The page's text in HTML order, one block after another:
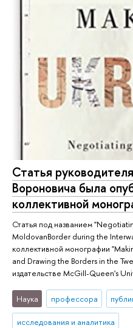
Статья
Вороновича была
коллективной
Статья под названием
MoldovanBorder during the
коллективной монографии
and Drawing the Borders in the
издательстве McGill-Queen's
Наука профессора
исследования и аналитика